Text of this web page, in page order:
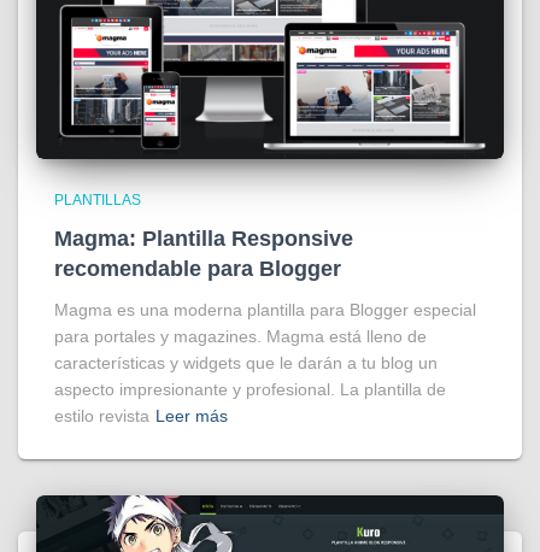
PLANTILLAS
Magma: Plantilla Responsive
recomendable para Blogger
Magma es una moderna plantilla para Blogger especial
para portales y magazines. Magma está lleno de
características y widgets que le darán a tu blog un
aspecto impresionante y profesional. La plantilla de
estilo revista Leer más